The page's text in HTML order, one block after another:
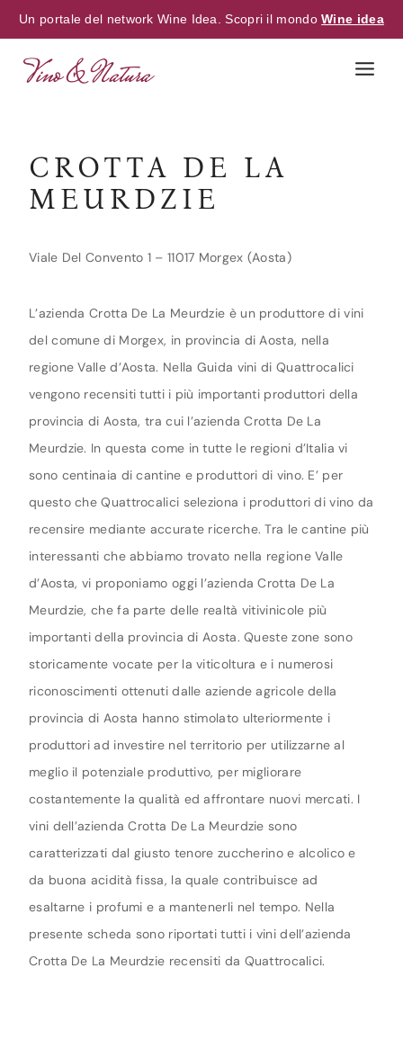
Un portale del network Wine Idea. Scopri il mondoWine idea
CROTTA DE LA
MEURDZIE
Viale Del Convento 1 – 11017 Morgex (Aosta)
L’azienda Crotta De La Meurdzie è un produttore di vini
del comune di Morgex, in provincia di Aosta, nella
regione Valle d’Aosta. Nella Guida vini di Quattrocalici
vengono recensiti tutti i più importanti produttori della
provincia di Aosta, tra cui l’azienda Crotta De La
Meurdzie. In questa come in tutte le regioni d’Italia vi
sono centinaia di cantine e produttori di vino. E’ per
questo che Quattrocalici seleziona i produttori di vino da
recensire mediante accurate ricerche. Tra le cantine più
interessanti che abbiamo trovato nella regione Valle
d’Aosta, vi proponiamo oggi l’azienda Crotta De La
Meurdzie, che fa parte delle realtà vitivinicole più
importanti della provincia di Aosta. Queste zone sono
storicamente vocate per la viticoltura e i numerosi
riconoscimenti ottenuti dalle aziende agricole della
provincia di Aosta hanno stimolato ulteriormente i
produttori ad investire nel territorio per utilizzarne al
meglio il potenziale produttivo, per migliorare
costantemente la qualità ed affrontare nuovi mercati. I
vini dell’azienda Crotta De La Meurdzie sono
caratterizzati dal giusto tenore zuccherino e alcolico e
da buona acidità fissa, la quale contribuisce ad
esaltarne i profumi e a mantenerli nel tempo. Nella
presente scheda sono riportati tutti i vini dell’azienda
Crotta De La Meurdzie recensiti da Quattrocalici.